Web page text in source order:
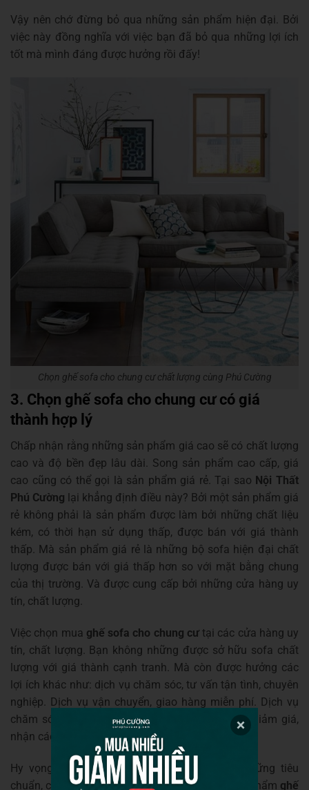
Vậy nên chớ đừng bỏ qua những sản phẩm hiện đại. Bởi
việc này đồng nghĩa với việc bạn đã bỏ qua những lợi ích
tốt mà mình đáng được hưởng rồi đấy!
Chọn ghế sofa cho chung cư chất lượng cùng Phú Cường
3. Chọn ghế sofa cho chung cư có giá
thành hợp lý
Chấp nhận rằng những sản phẩm giá cao sẽ có chất lượng
cao và độ bền đẹp lâu dài. Song sản phẩm cao cấp, giá
cao cũng có thể gọi là sản phẩm giá rẻ. Tại sao Nội Thất
Phú Cường lại khẳng định điều này? Bởi một sản phẩm giá
rẻ không phải là sản phẩm được làm bởi những chất liệu
kém, có thời hạn sử dụng thấp, được bán với giá thành
thấp. Mà sản phẩm giá rẻ là những bộ sofa hiện đại chất
lượng được bán với giá thấp hơn so với mặt bằng chung
của thị trường. Và được cung cấp bởi những cửa hàng uy
tín, chất lượng.
Việc chọn mua ghế sofa cho chung cưtại các cửa hàng uy
tín, chất lượng. Bạn không những được sở hữu sofa chất
lượng với giá thành cạnh tranh. Mà còn được hưởng các
lợi ích khác như: dịch vụ chăm sóc, tư vấn tận tình, chuyên
nghiệp. Dịch vụ vận chuyển, giao hàng miễn phí. Dịch vụ
chăm sóc bảo hành chất lượng. Và các cơ hội giảm giá,
nhận các quà tặng khác…
Hy vọng với những chia sẻ này, bạn đã có những tiêu
chuẩn, cách chọn lựa riêng của mình về một sản phẩm ghế